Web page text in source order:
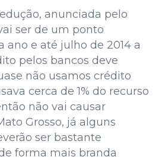
anunciada pelo
ser de um ponto
ano e até julho de 2014 a
pelos bancos deve
não usamos crédito
cerca de 1% do recurso
não vai causar
Grosso, já alguns
ser bastante
forma mais branda